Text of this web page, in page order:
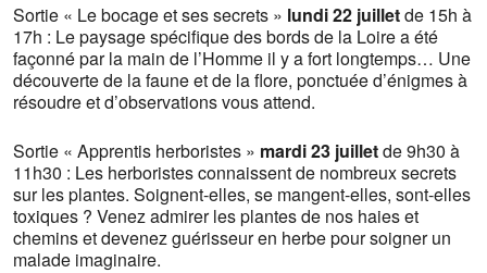
Sortie « Le bocage et ses secrets » lundi 22 juilletde 15h à
17h : Le paysage spécifique des bords de la Loire a été
façonné par la main de l’Homme il y a fort longtemps… Une
découverte de la faune et de la flore, ponctuée d’énigmes à
résoudre et d’observations vous attend.
Sortie « Apprentis herboristes » mardi 23 juilletde 9h30 à
11h30 : Les herboristes connaissent de nombreux secrets
sur les plantes. Soignent-elles, se mangent-elles, sont-elles
toxiques ? Venez admirer les plantes de nos haies et
chemins et devenez guérisseur en herbe pour soigner un
malade imaginaire.